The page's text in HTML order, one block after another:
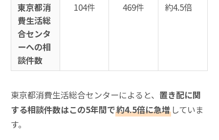
東京都消
費生活総
合センタ
ーへの相
談件数
104件 469件 約4.5倍
東京都消費生活総合センターによると、 置き配に関
する相談件数はこの5年間で約4.5倍に急増 していま
す。